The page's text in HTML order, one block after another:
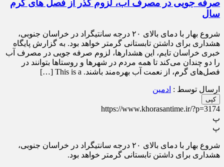
صرفه جویی در مصرف آب، لزوم گذر از فصل های گرم
سال
شروع بهار با دمای بالای ۲۰ درجه سانتیگراد در خراسان جنوبی،
هشداری برای داشتن تابستانی گرمتر خواهد بود. به گزارش پایگاه
خبری خراسان تایم، این هشدارها، لزوم صرفه جویی در مصرف آب
را دو چندان می‌کند تا همه مردم در شهر‌ها و روستا‌ها بتوانند در
فصل‌های گرم، از نعمت آب بهره‌مند باشند. This is a […]
ارسال توسط : ادمین
کپی
https://www.khorasantime.ir/?p=3174
پ
پ
شروع بهار با دمای بالای ۲۰ درجه سانتیگراد در خراسان جنوبی،
هشداری برای داشتن تابستانی گرمتر خواهد بود.